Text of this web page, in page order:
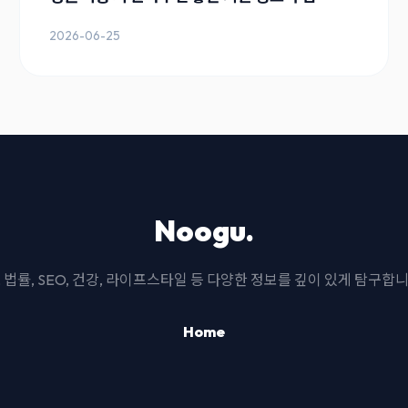
2026-06-25
Noogu.
법률, SEO, 건강, 라이프스타일 등 다양한 정보를 깊이 있게 탐구합
Home